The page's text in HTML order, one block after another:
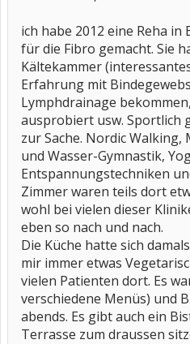
ich habe 2012 eine Reha in
für die Fibro gemacht. Sie
Kältekammer
Erfahrung mit
Lymphdrainage
ausprobiert usw. Sportlich
zur Sache. Nordic
und Wasser-Gymnastik,
Entspannungstechniken
Zimmer waren teils dort
wohl bei vielen dieser
eben so nach und nach.
Die Küche hatte sich
mir immer etwas
vielen Patienten dort. Es
verschiedene Menüs) und
abends. Es gibt auch ein
Terrasse zum draussen